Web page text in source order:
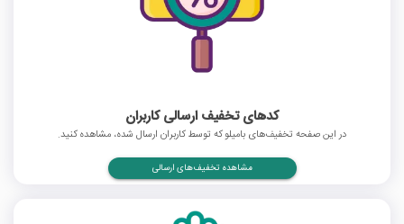
کدهای تخفیف ارسالی کاربران
در این صفحه تخفیف‌های بامیلو که توسط کاربران ارسال شده، مشاهده کنید.
مشاهده تخفیف‌های ارسالی